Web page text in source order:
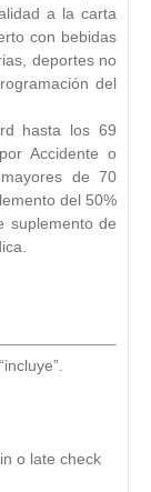
a la carta
con bebidas
deportes no
del
hasta los 69
Accidente o
de 70
del 50%
suplemento de
o late check